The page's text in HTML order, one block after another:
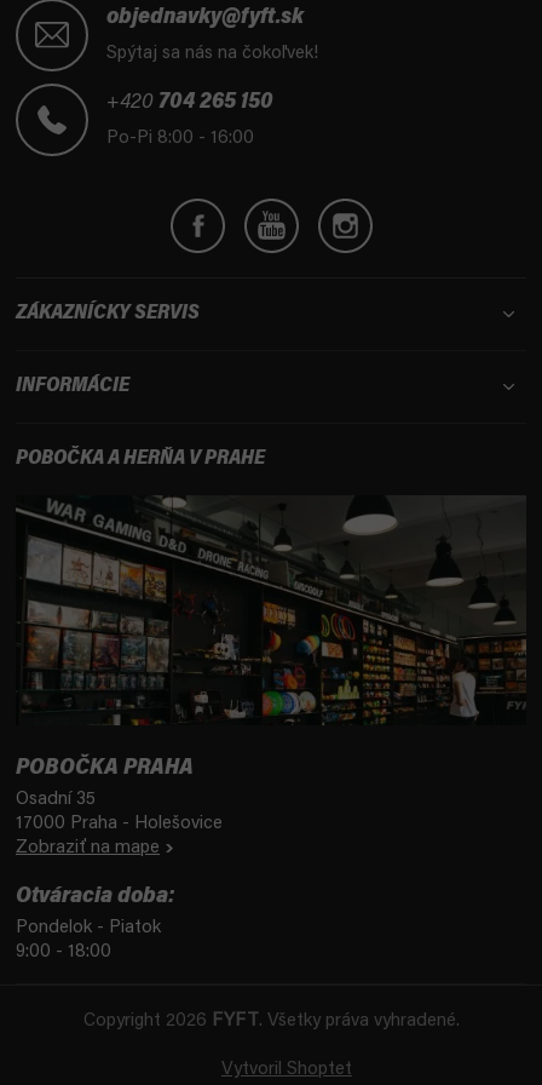
objednavky@fyft.sk
Spýtaj sa nás na čokoľvek!
+420 704 265 150
Po-Pi 8:00 - 16:00
ZÁKAZNÍCKY SERVIS
INFORMÁCIE
POBOČKA A HERŇA V PRAHE
POBOČKA PRAHA
Osadní 35
17000 Praha - Holešovice
Zobraziť na mape
Otváracia doba:
Pondelok - Piatok
9:00 - 18:00
Vytvoril Shoptet
Copyright 2026 FYFT . Všetky práva vyhradené.